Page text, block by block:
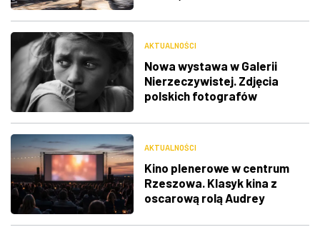
AKTUALNOŚCI
Nowa wystawa w Galerii
Nierzeczywistej. Zdjęcia
polskich fotografów
AKTUALNOŚCI
Kino plenerowe w centrum
Rzeszowa. Klasyk kina z
oscarową rolą Audrey